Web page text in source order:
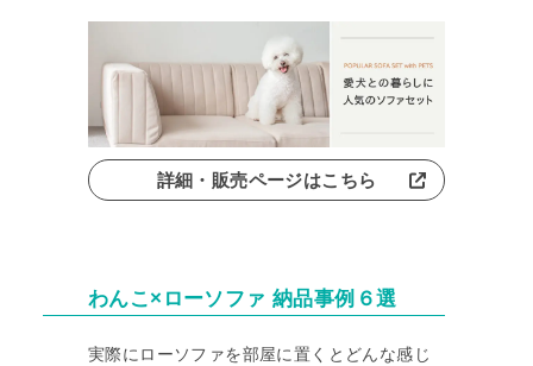
詳細・販売ページはこちら
わんこ×ローソファ 納品事例６選
実際にローソファを部屋に置くとどんな感じ